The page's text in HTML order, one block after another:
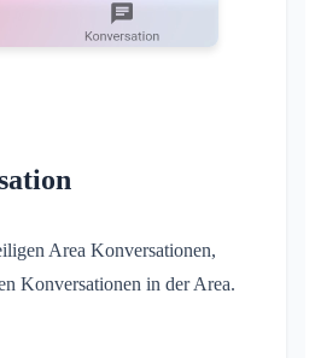
Area Konversationen,
Konversationen in der Area.